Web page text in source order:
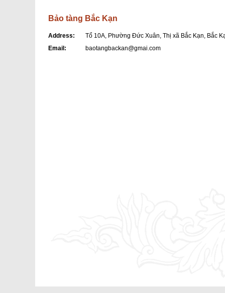
Bảo tàng Bắc Kạn
Address:
Tổ 10A, Phường Đức Xuân, Thị xã Bắc Kạn, Bắc
Email:
baotangbackan@gmai.com